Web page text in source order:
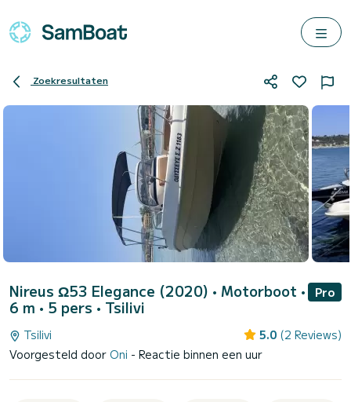
Zoekresultaten
Nireus Ω53 Elegance (2020) • Motorboot •
6 m • 5 pers • Tsilivi
Pro
Tsilivi 5.0 (2 Reviews)
Voorgesteld door Oni - Reactie binnen een uur